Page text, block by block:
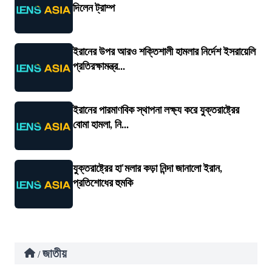
দিলেন ট্রাম্প
ইরানের উপর আরও শক্তিশালী হামলার নির্দেশ ইসরায়েলি
প্রতিরক্ষামন্ত্র...
ইরানের পারমাণবিক স্থাপনা লক্ষ্য করে যুক্তরাষ্ট্রের
বোমা হামলা, নি...
যুক্তরাষ্ট্রের হা'মলার কড়া নিন্দা জানালো ইরান,
প্রতিশোধের হুমকি
/ জাতীয়